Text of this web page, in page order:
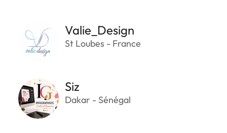
Valie_Design
St Loubes - France
Siz
Dakar - Sénégal